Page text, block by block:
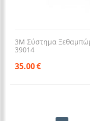
3M Σύστημα
39014
35.00€